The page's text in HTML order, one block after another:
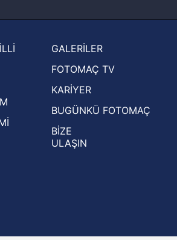
3. Ön
belli oldu!
Hernan Crespo,
ekiplerinden Atlas'ın
oldu
GALERİLER
FOTOMAÇ TV
KARİYER
BUGÜNKÜ FOTOMAÇ
BİZE
ULAŞIN